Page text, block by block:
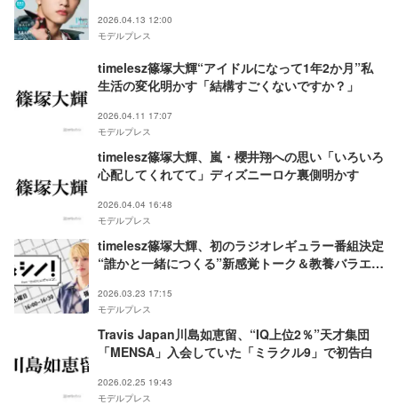
2026.04.13 12:00
モデルプレス
timelesz篠塚大輝“アイドルになって1年2か月”私
生活の変化明かす「結構すごくないですか？」
2026.04.11 17:07
モデルプレス
timelesz篠塚大輝、嵐・櫻井翔への思い「いろいろ
心配してくれてて」ディズニーロケ裏側明かす
2026.04.04 16:48
モデルプレス
timelesz篠塚大輝、初のラジオレギュラー番組決定
“誰かと一緒につくる”新感覚トーク＆教養バラエテ
2026.03.23 17:15
モデルプレス
Travis Japan川島如恵留、“IQ上位2％”天才集団
「MENSA」入会していた「ミラクル9」で初告白
2026.02.25 19:43
モデルプレス